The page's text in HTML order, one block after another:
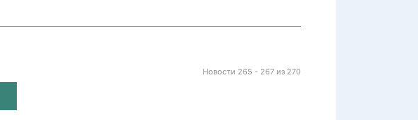
Новости 265 - 267 из 270